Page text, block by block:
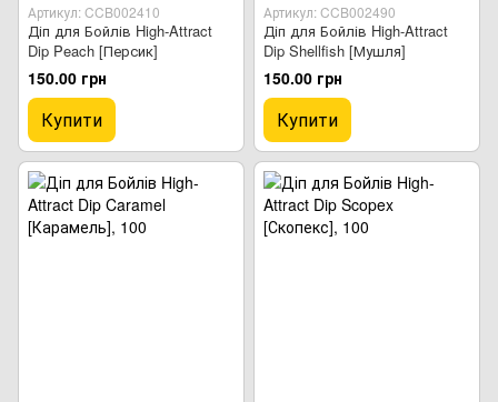
Артикул: CCB002410
Діп для Бойлів High-Attract
Dip Peach [Персик]
150.00 грн
Купити
Артикул: CCB002490
Діп для Бойлів High-Attract
Dip Shellfish [Мушля]
150.00 грн
Купити